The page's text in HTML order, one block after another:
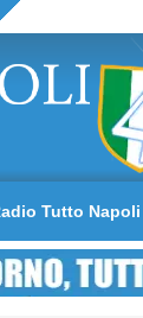
Tutto Napoli